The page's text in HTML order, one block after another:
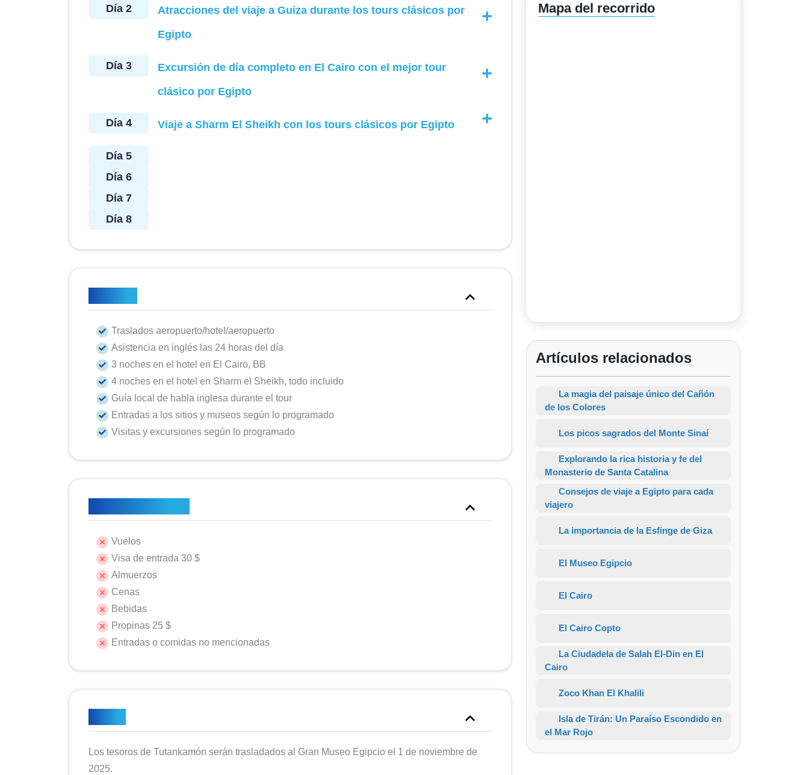
Día 2
Atracciones del viaje a Guiza durante los tours clásicos por
Egipto
Día 3
Excursión de día completo en El Cairo con el mejor tour
clásico por Egipto
Día 4 Viaje a Sharm El Sheikh con los tours clásicos por Egipto
Día 5
Día 6
Día 7
Día 8
Traslados aeropuerto/hotel/aeropuerto
Asistencia en inglés las 24 horas del día
3 noches en el hotel en El Cairo, BB
4 noches en el hotel en Sharm el Sheikh, todo incluido
Guía local de habla inglesa durante el tour
Entradas a los sitios y museos según lo programado
Visitas y excursiones según lo programado
Vuelos
Visa de entrada 30 $
Almuerzos
Cenas
Bebidas
Propinas 25 $
Entradas o comidas no mencionadas
Los tesoros de Tutankamón serán trasladados al Gran Museo Egipcio el 1 de noviembre de
2025.
muy temprano, entre las 15 y las 16) y
Mapa del recorrido
Artículos relacionados
La magia del paisaje único del Cañón
de los Colores
Los picos sagrados del Monte Sinaí
Explorando la rica historia y fe del
Monasterio de Santa Catalina
Consejos de viaje a Egipto para cada
viajero
La importancia de la Esfinge de Giza
El Museo Egipcio
El Cairo
El Cairo Copto
La Ciudadela de Salah El-Din en El
Cairo
Zoco Khan El Khalili
Isla de Tirán: Un Paraíso Escondido en
el Mar Rojo